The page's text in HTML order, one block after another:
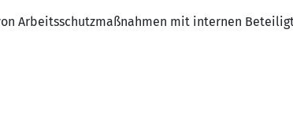
Arbeitsschutzmaßnahmen mit internen